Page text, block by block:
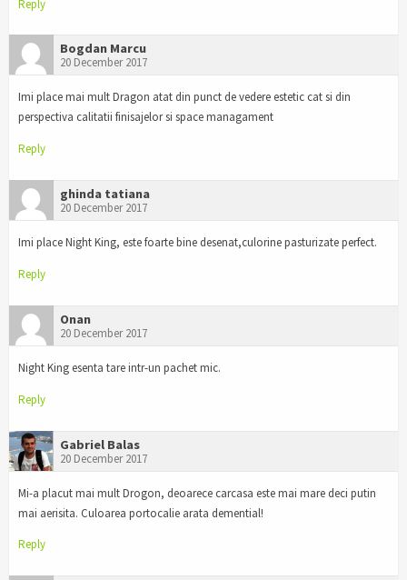
Reply
Bogdan Marcu
20 December 2017
Imi place mai mult Dragon atat din punct de vedere estetic cat si din
perspectiva calitatii finisajelor si space managament
Reply
ghinda tatiana
20 December 2017
Imi place Night King, este foarte bine desenat,culorine pasturizate perfect.
Reply
Onan
20 December 2017
Night King esenta tare intr-un pachet mic.
Reply
Gabriel Balas
20 December 2017
Mi-a placut mai mult Drogon, deoarece carcasa este mai mare deci putin
mai aerisita. Culoarea portocalie arata demential!
Reply